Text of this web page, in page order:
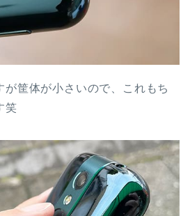
が筐体が小さいので、これもち
笑